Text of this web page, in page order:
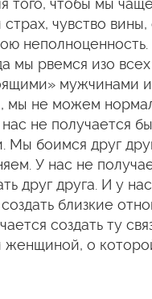
того, чтобы мы чаще
чувство вины,
мы рвемся изо
мужчинами и
мы не можем
не получается
Мы боимся друг
У нас не
друг друга. И у
близкие
создать ту
о